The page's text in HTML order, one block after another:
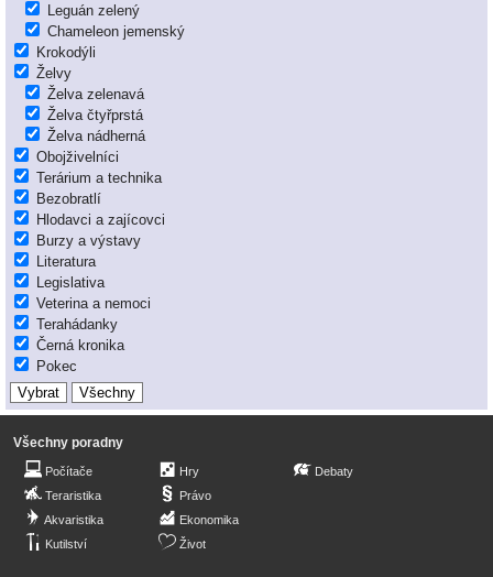
Leguán zelený
Chameleon jemenský
Krokodýli
Želvy
Želva zelenavá
Želva čtyřprstá
Želva nádherná
Obojživelníci
Terárium a technika
Bezobratlí
Hlodavci a zajícovci
Burzy a výstavy
Literatura
Legislativa
Veterina a nemoci
Terahádanky
Černá kronika
Pokec
Všechny poradny
Počítače
Teraristika
Akvaristika
Kutilství
Hry
Právo
Ekonomika
Život
Debaty